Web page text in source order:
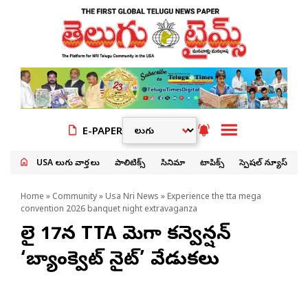
E-PAPER
USA తెలుగు వార్తలు పాలిటిక్స్ సినిమా టాపిక్స్ స్పెషల్ న్యూస్
Home » Community» Usa Nri News » Experience the tta mega
convention 2026 banquet night extravaganza
జులై 17న TTA మెగా కన్వెన్షన్
‘బ్యాంక్వెట్ నైట్’ వేడుకలు